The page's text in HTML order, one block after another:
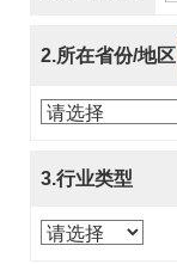
2.所在省份/地区
3.行业类型